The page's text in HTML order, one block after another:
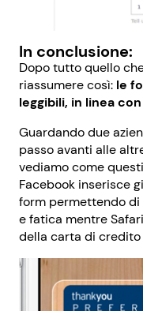
In conclusione:
Dopo tutto quello
riassumere così: le
leggibili, in linea
Guardando due
passo avanti alle
vediamo come
Facebook inserisce
form permettendo di
e fatica mentre
della carta di credito